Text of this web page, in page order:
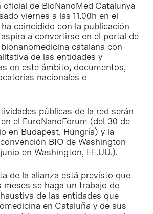
oficial de BioNanoMed Catalunya
viernes a las 11.00h en el
coincidido con la publicación
a convertirse en el portal de
catalana con
de las entidades y
en este ámbito, documentos,
nacionales e
públicas de la red serán
el EuroNanoForum (del 30 de
en Budapest, Hungría) y la
BIO de Washington
en Washington, EE.UU.).
de la alianza está previsto que
meses se haga un trabajo de
de las entidades que
en Cataluña y de sus